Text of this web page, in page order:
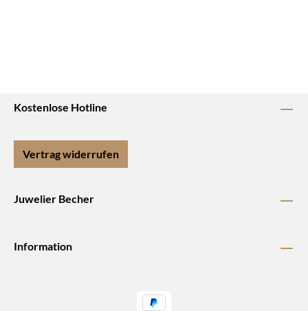
Kostenlose Hotline
Vertrag widerrufen
Juwelier Becher
Information